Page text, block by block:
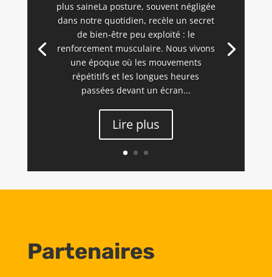
plus saineLa posture, souvent négligée
dans notre quotidien, recèle un secret
de bien-être peu exploité : le
renforcement musculaire. Nous vivons
une époque où les mouvements
répétitifs et les longues heures
passées devant un écran...
Lire plus
Partenaires